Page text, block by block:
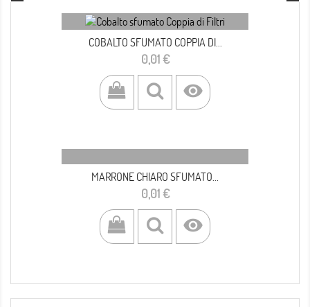
COBALTO SFUMATO COPPIA DI...
Prezzo
0,01 €

MARRONE CHIARO SFUMATO...
Prezzo
0,01 €
